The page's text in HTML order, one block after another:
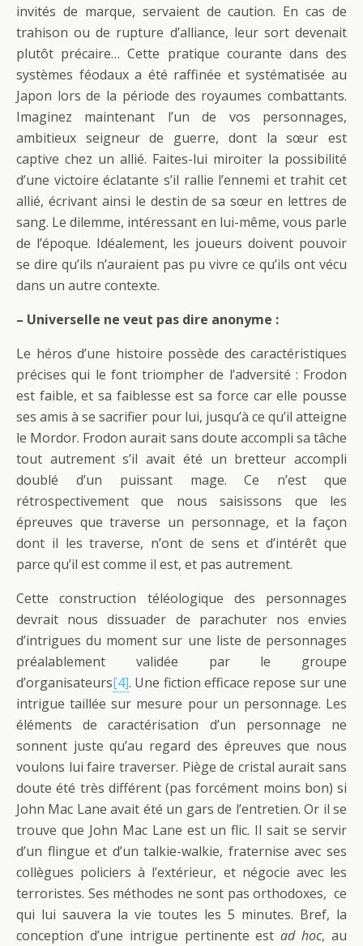
invités de marque, servaient de caution. En cas de
trahison ou de rupture d’alliance, leur sort devenait
plutôt précaire… Cette pratique courante dans des
systèmes féodaux a été raffinée et systématisée au
Japon lors de la période des royaumes combattants.
Imaginez maintenant l’un de vos personnages,
ambitieux seigneur de guerre, dont la sœur est
captive chez un allié. Faites-lui miroiter la possibilité
d’une victoire éclatante s’il rallie l’ennemi et trahit cet
allié, écrivant ainsi le destin de sa sœur en lettres de
sang. Le dilemme, intéressant en lui-même, vous parle
de l’époque. Idéalement, les joueurs doivent pouvoir
se dire qu’ils n’auraient pas pu vivre ce qu’ils ont vécu
dans un autre contexte.
– Universelle ne veut pas dire anonyme :
Le héros d’une histoire possède des caractéristiques
précises qui le font triompher de l’adversité : Frodon
est faible, et sa faiblesse est sa force car elle pousse
ses amis à se sacrifier pour lui, jusqu’à ce qu’il atteigne
le Mordor. Frodon aurait sans doute accompli sa tâche
tout autrement s’il avait été un bretteur accompli
doublé d’un puissant mage. Ce n’est que
rétrospectivement que nous saisissons que les
épreuves que traverse un personnage, et la façon
dont il les traverse, n’ont de sens et d’intérêt que
parce qu’il est comme il est, et pas autrement.
Cette construction téléologique des personnages
devrait nous dissuader de parachuter nos envies
d’intrigues du moment sur une liste de personnages
préalablement validée par le groupe
d’organisateurs[4]. Une fiction efficace repose sur une
intrigue taillée sur mesure pour un personnage. Les
éléments de caractérisation d’un personnage ne
sonnent juste qu’au regard des épreuves que nous
voulons lui faire traverser. Piège de cristal aurait sans
doute été très différent (pas forcément moins bon) si
John Mac Lane avait été un gars de l’entretien. Or il se
trouve que John Mac Lane est un flic. Il sait se servir
d’un flingue et d’un talkie-walkie, fraternise avec ses
collègues policiers à l’extérieur, et négocie avec les
terroristes. Ses méthodes ne sont pas orthodoxes, ce
qui lui sauvera la vie toutes les 5 minutes. Bref, la
conception d’une intrigue pertinente estad hoc, au